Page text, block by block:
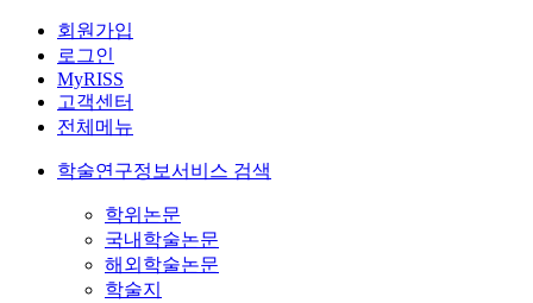
회원가입
로그인
MyRISS
고객센터
전체메뉴
학술연구정보서비스 검색
학위논문
국내학술논문
해외학술논문
학술지